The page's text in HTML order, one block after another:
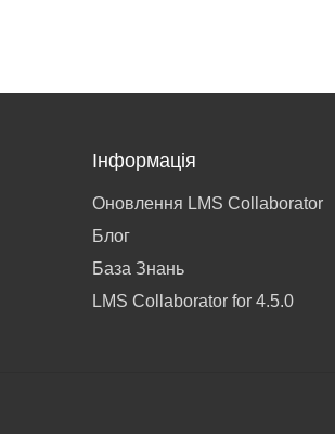
Інформація
Оновлення LMS Collaborator
Блог
База Знань
LMS Collaborator for 4.5.0